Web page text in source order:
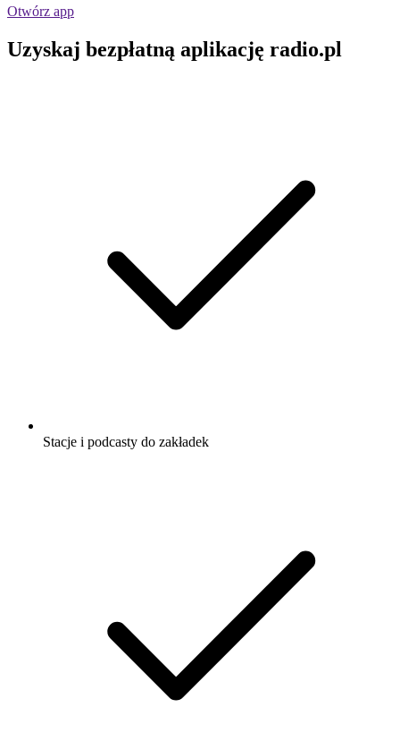
Otwórz app
Uzyskaj bezpłatną aplikację radio.pl
Stacje i podcasty do zakładek